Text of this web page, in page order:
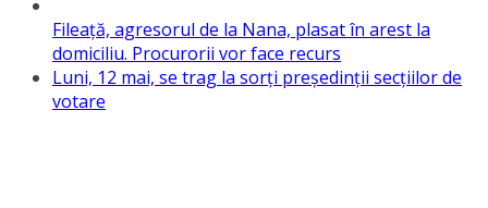
Fileaţă, agresorul de la Nana, plasat în arest la
domiciliu. Procurorii vor face recurs
Luni, 12 mai, se trag la sorţi preşedinţii secţiilor de
votare